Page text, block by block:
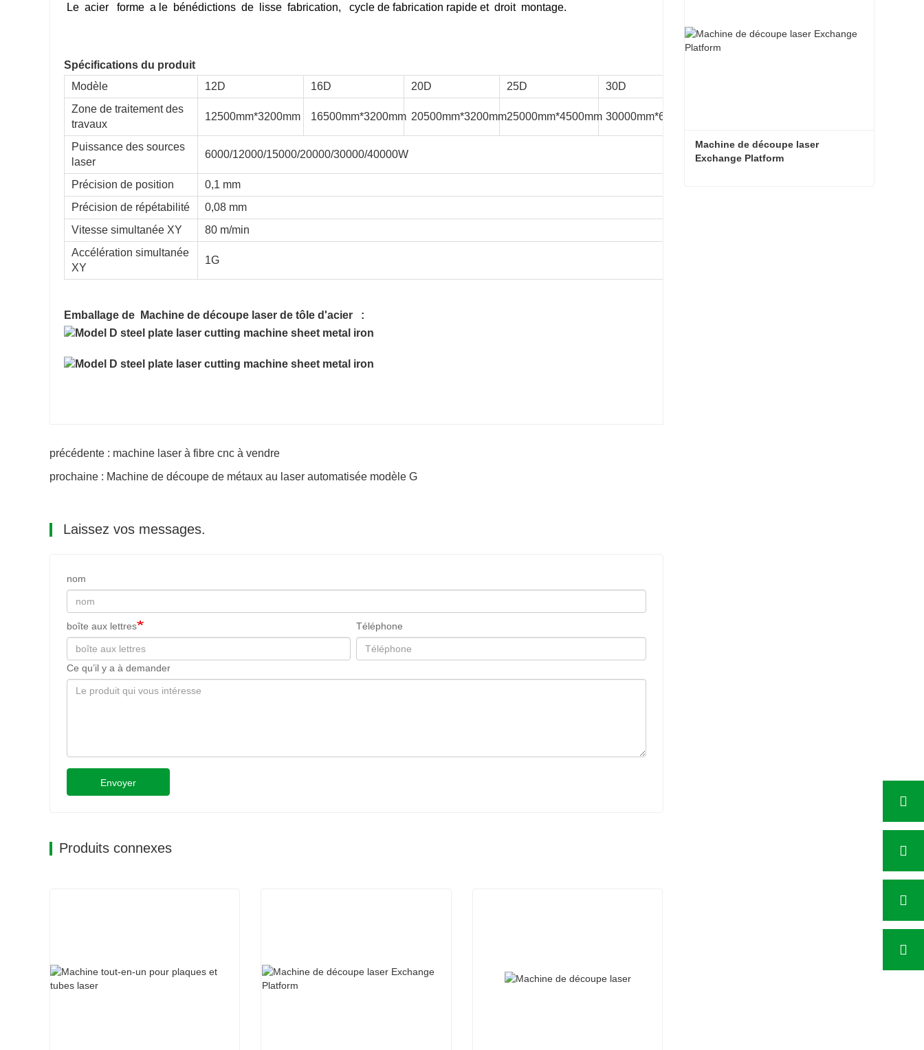
Le acier forme a le bénédictions de lisse fabrication, cycle de fabrication rapide et droit montage.
Spécifications du produit
Modèle
12D 16D 20D 25D
30D
Zone de traitement des
travaux
12500mm*3200mm 16500mm*3200mm 20500mm*3200mm25000mm*4500mm 30000mm*6000mm
Puissance des sources
laser
6000/12000/15000/20000/30000/40000W
Précision de position
0,1 mm
Précision de répétabilité
0,08 mm
Vitesse simultanée XY
80 m/min
Accélération simultanée
XY
1G
Emballage de Machine de découpe laser de tôle d'acier :
précédente : machine laser à fibre cnc à vendre
prochaine : Machine de découpe de métaux au laser automatisée modèle G
Laissez vos messages.
nom
boîte aux lettres Téléphone
Ce qu’il y a à demander
Envoyer
Produits connexes
Machine de découpe laser
Exchange Platform